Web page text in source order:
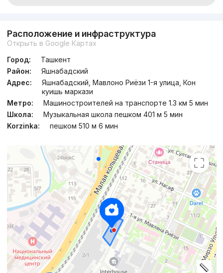
Расположение и инфраструктура
Открыть в Google Картах
Город:
Ташкент
Район:
Яшнабадский
Адрес:
Яшнабадский, Мавлоно Риёзи 1-я улица, Кон
куишь маркази
Метро:
Машиностроителей на транспорте 1.3 км 5 мин
Школа:
Музыкальная школа пешком 401 м 5 мин
Korzinka:
пешком 510 м 6 мин